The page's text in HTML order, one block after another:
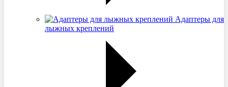
Адаптеры для
лыжных креплений